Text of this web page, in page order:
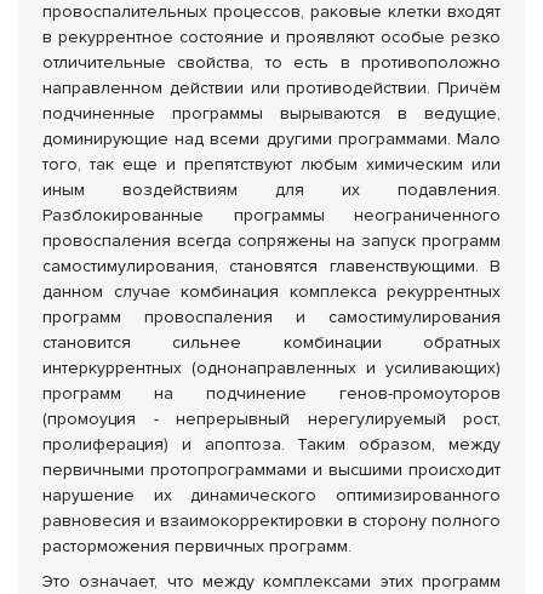
провоспалительных процессов, раковые клетки входят
в рекуррентное состояние и проявляют особые резко
отличительные свойства, то есть в противоположно
направленном действии или противодействии. Причём
подчиненные программы вырываются в ведущие,
доминирующие над всеми другими программами. Мало
того, так еще и препятствуют любым химическим или
иным воздействиям для их подавления.
Разблокированные программы неограниченного
провоспаления всегда сопряжены на запуск программ
самостимулирования, становятся главенствующими. В
данном случае комбинация комплекса рекуррентных
программ провоспаления и самостимулирования
становится сильнее комбинации обратных
интеркуррентных (однонаправленных и усиливающих)
программ на подчинение генов-промоуторов
(промоуция - непрерывный нерегулируемый рост,
пролиферация) и апоптоза. Таким образом, между
первичными протопрограммами и высшими происходит
нарушение их динамического оптимизированного
равновесия и взаимокорректировки в сторону полного
расторможения первичных программ.
Это означает, что между комплексами этих программ